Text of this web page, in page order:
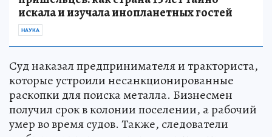
искала и изучала инопланетных гостей
НАУКА
Суд наказал предпринимателя и тракториста,
которые устроили несанкционированные
раскопки для поиска металла. Бизнесмен
получил срок в колонии поселении, а рабочий
умер во время судов. Также, следователи